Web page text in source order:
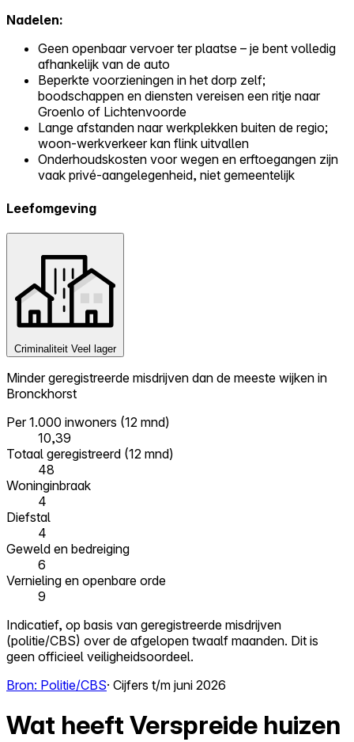
Nadelen:
Geen openbaar vervoer ter plaatse – je bent volledig
afhankelijk van de auto
Beperkte voorzieningen in het dorp zelf;
boodschappen en diensten vereisen een ritje naar
Groenlo of Lichtenvoorde
Lange afstanden naar werkplekken buiten de regio;
woon-werkverkeer kan flink uitvallen
Onderhoudskosten voor wegen en erftoegangen zijn
vaak privé-aangelegenheid, niet gemeentelijk
Leefomgeving
Criminaliteit Veel lager
Minder geregistreerde misdrijven dan de meeste wijken in
Bronckhorst
Per 1.000 inwoners (12 mnd)
10,39
Totaal geregistreerd (12 mnd)
48
Woninginbraak
4
Diefstal
4
Geweld en bedreiging
6
Vernieling en openbare orde
9
Indicatief, op basis van geregistreerde misdrijven
(politie/CBS) over de afgelopen twaalf maanden. Dit is
geen officieel veiligheidsoordeel.
Bron: Politie/CBS· Cijfers t/m juni 2026
Wat heeft Verspreide huizen